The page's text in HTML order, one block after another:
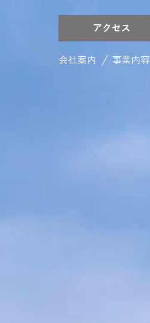
アクセス
会社案内 事業内容